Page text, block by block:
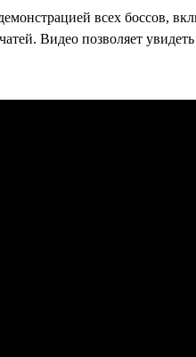
всех
Видео позволяет